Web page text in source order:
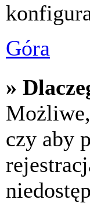
Góra
»
czy aby